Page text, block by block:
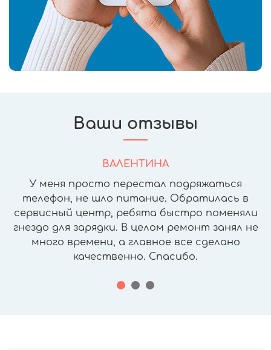
Ваши отзывы
ВАЛЕНТИНА
У меня просто перестал подряжаться
телефон, не шло питание. Обратилась в
сервисный центр, ребята быстро поменяли
гнездо для зарядки. В целом ремонт занял не
много времени, а главное все сделано
качественно. Спасибо.